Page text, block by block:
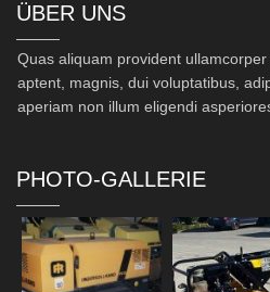
ÜBER UNS
Quas aliquam provident
aptent, magnis, dui voluptatibus,
aperiam non illum eligendi
PHOTO-GALLERIE